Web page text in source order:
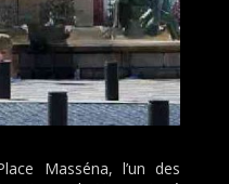
Masséna, l’un des